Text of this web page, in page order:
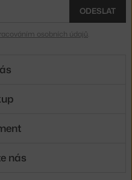
ODESLAT
osobních údajů
nás